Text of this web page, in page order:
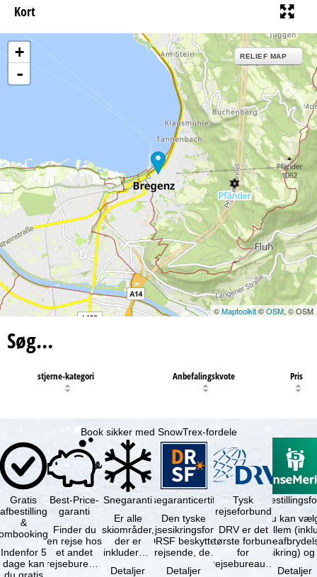
Kort
+
-
RELIEF MAP
©Maptoolkit©OSM, © OSM
Søg…
stjerne-kategori Anbefalingskvote Pris
Book sikker med SnowTrex-fordele
Gratis
afbestilling
&
Indenfor 5
dage kan
Best-Price-
garanti
Finder du
en rejse hos
et andet
rejsebureau,
Snegaranti
Er alle
skiområder,
der er
inkluderet i
Detaljer
Rejsegaranticertifikat
Den tyske
rejsesikringsfond
DRSF beskytter
rejsende, der
Detaljer
Tysk
rejseforbund
DRV er det
største forbund
for
rejsebureauer
Du kan
mellem (inklusiv
Detaljer